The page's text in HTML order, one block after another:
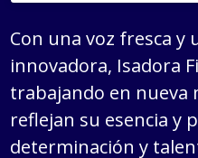
Con una voz fresca y
innovadora, Isadora
trabajando en nueva
reflejan su esencia y
determinación y